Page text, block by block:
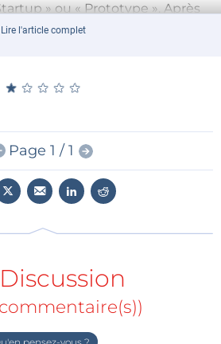
» ou « Prototype ». Après
appropriée, tous les
: 15 septembre 2018.
d’outils et d’actions de
valeur de 75.000 €, fourni par
Media, comprenant
.
valeur de 50.000 €, fourni par
Media
d’outils et d’actions de
valeur de 25.000 €, fourni par
Lire l'article complet
★ ★ ★ ★ ★
★ ★ ★ ★ ★
Page 1 / 1
Discussion